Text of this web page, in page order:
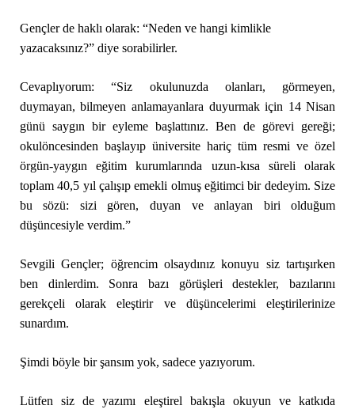
Gençler de haklı olarak: “Neden ve hangi kimlikle
yazacaksınız?” diye sorabilirler.
Cevaplıyorum: “Siz okulunuzda olanları, görmeyen,
duymayan, bilmeyen anlamayanlara duyurmak için 14 Nisan
günü saygın bir eyleme başlattınız. Ben de görevi gereği;
okulöncesinden başlayıp üniversite hariç tüm resmi ve özel
örgün-yaygın eğitim kurumlarında uzun-kısa süreli olarak
toplam 40,5 yıl çalışıp emekli olmuş eğitimci bir dedeyim. Size
bu sözü: sizi gören, duyan ve anlayan biri olduğum
düşüncesiyle verdim.”
Sevgili Gençler; öğrencim olsaydınız konuyu siz tartışırken
ben dinlerdim. Sonra bazı görüşleri destekler, bazılarını
gerekçeli olarak eleştirir ve düşüncelerimi eleştirilerinize
sunardım.
Şimdi böyle bir şansım yok, sadece yazıyorum.
Lütfen siz de yazımı eleştirel bakışla okuyun ve katkıda